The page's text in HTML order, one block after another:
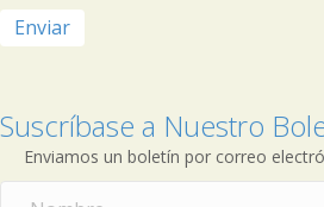
Suscríbase a Nuestro
Enviamos un boletín por correo